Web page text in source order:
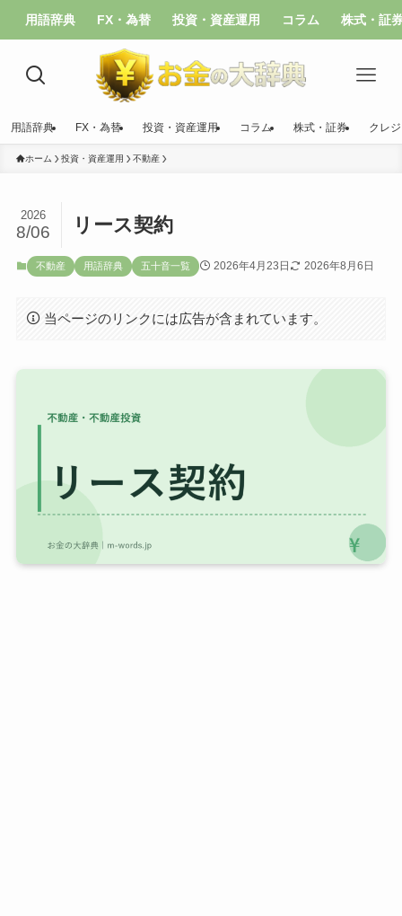
用語辞典 FX・為替 投資・資産運用 コラム 株式・証
用語辞典 FX・為替 投資・資産運用 コラム 株式・証券 クレ
ホーム 投資・資産運用 不動産
リース契約
2026
8/06
不動産 用語辞典 五十音一覧 2026年4月23日 2026年8月6日
当ページのリンクには広告が含まれています。